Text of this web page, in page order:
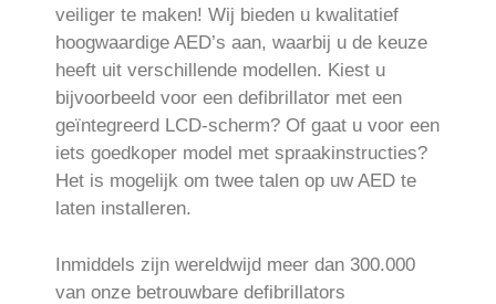
veiliger te maken! Wij bieden u kwalitatief
hoogwaardige AED’s aan, waarbij u de keuze
heeft uit verschillende modellen. Kiest u
bijvoorbeeld voor een defibrillator met een
geïntegreerd LCD-scherm? Of gaat u voor een
iets goedkoper model met spraakinstructies?
Het is mogelijk om twee talen op uw AED te
laten installeren.
Inmiddels zijn wereldwijd meer dan 300.000
van onze betrouwbare defibrillators